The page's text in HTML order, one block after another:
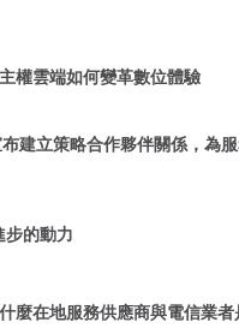
權雲端如何變革數位體驗
建立策略合作夥伴關係，為
步的動力
麼在地服務供應商與電信業